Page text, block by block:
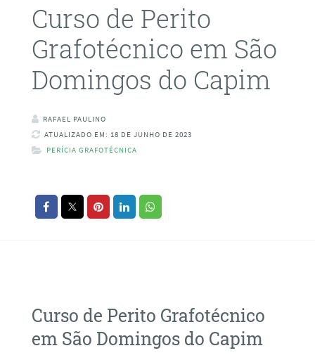
Curso de Perito
Grafotécnico em São
Domingos do Capim
RAFAEL PAULINO
ATUALIZADO EM: 18 DE JUNHO DE 2023
PERÍCIA GRAFOTÉCNICA
Curso de Perito Grafotécnico
em São Domingos do Capim